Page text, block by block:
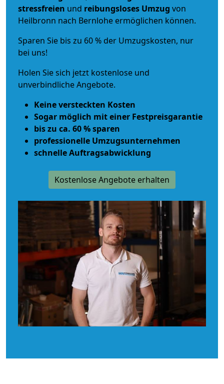
stressfreien und reibungsloses Umzug von
Heilbronn nach Bernlohe ermöglichen können.
Sparen Sie bis zu 60 % der Umzugskosten, nur
bei uns!
Holen Sie sich jetzt kostenlose und
unverbindliche Angebote.
Keine versteckten Kosten
Sogar möglich mit einer Festpreisgarantie
bis zu ca. 60 % sparen
professionelle Umzugsunternehmen
schnelle Auftragsabwicklung
Kostenlose Angebote erhalten